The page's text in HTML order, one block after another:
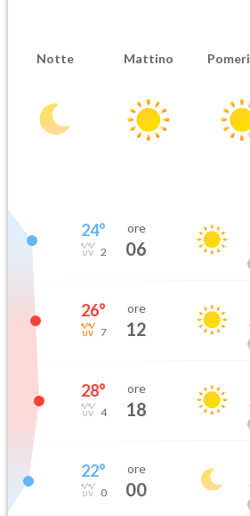
Notte Mattino
24°
2
ore
06
26°
7
ore
12
28°
4
ore
18
22°
0
ore
00